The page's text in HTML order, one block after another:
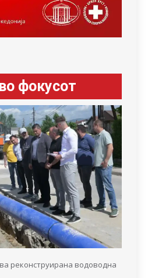
фокусот
реконструирана водоводна